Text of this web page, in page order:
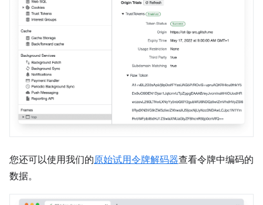
您还可以使用我们的原始试用令牌解码器查看令牌中编码的
数据。